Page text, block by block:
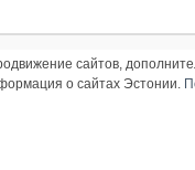
сайтов,
о сайтах Эстонии.